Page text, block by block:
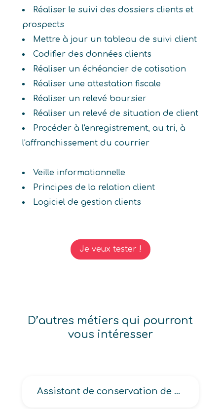
Réaliser le suivi des dossiers clients et
prospects
Mettre à jour un tableau de suivi client
Codifier des données clients
Réaliser un échéancier de cotisation
Réaliser une attestation fiscale
Réaliser un relevé boursier
Réaliser un relevé de situation de client
Procéder à l'enregistrement, au tri, à
l'affranchissement du courrier
Veille informationnelle
Principes de la relation client
Logiciel de gestion clients
Je veux tester !
D’autres métiers qui pourront
vous intéresser
Assistant de conservation de bibliothèque